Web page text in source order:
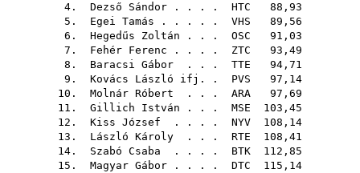
4. Dezső Sándor . . . . HTC 88,93
5. Egei Tamás . . . . . VHS 89,56
6. Hegedűs Zoltán . . . OSC 91,03
7. Fehér Ferenc . . . . ZTC 93,49
8. Baracsi Gábor . . . TTE 94,71
9. Kovács László ifj. . PVS 97,14
10. Molnár Róbert . . . ARA 97,69
11. Gillich István . . . MSE 103,45
12. Kiss József . . . . NYV 108,14
13. László Károly . . . RTE 108,41
14. Szabó Csaba . . . . BTK 112,85
15. Magyar Gábor . . . . DTC 115,14